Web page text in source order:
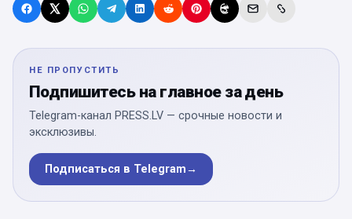
НЕ ПРОПУСТИТЬ
Подпишитесь на главное за день
Telegram-канал PRESS.LV — срочные новости и
эксклюзивы.
Подписаться в Telegram→